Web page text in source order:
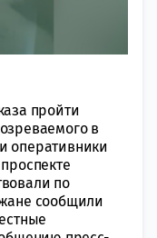
пройти
в
оперативники
по
сообщили